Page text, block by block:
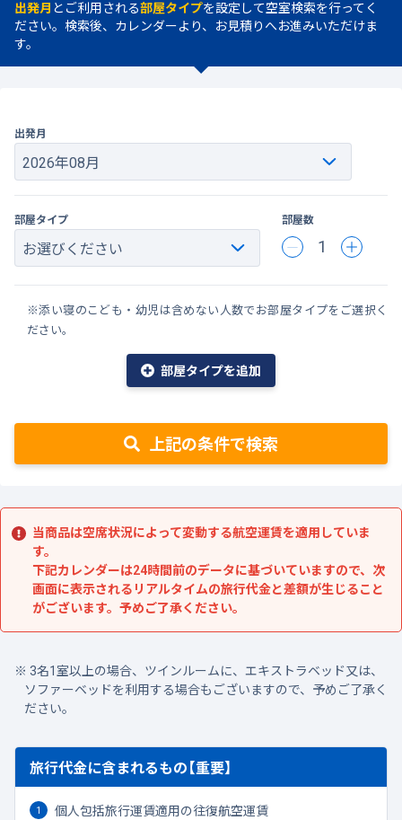
出発月 とご利用される部屋タイプを設定して空室検索を行ってく
ださい。検索後、カレンダーより、お見積りへお進みいただけま
す。
出発月
部屋タイプ 部屋数
1
※添い寝のこども・幼児は含めない人数でお部屋タイプをご選択く
ださい。
部屋タイプを追加
上記の条件で検索
当商品は空席状況によって変動する航空運賃を適用していま
す。
下記カレンダーは24時間前のデータに基づいていますので、次
画面に表示されるリアルタイムの旅行代金と差額が生じること
がございます。予めご了承ください。
3名1室以上の場合、ツインルームに、エキストラベッド又は、
ソファーベッドを利用する場合もございますので、予めご了承く
ださい。
旅行代金に含まれるもの【重要】
個人包括旅行運賃適用の往復航空運賃